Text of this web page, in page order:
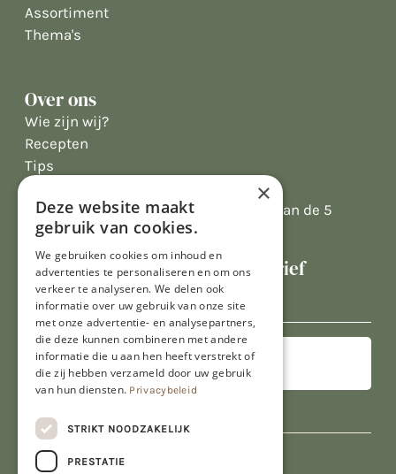
Assortiment
Thema's
Over ons
Wie zijn wij?
Recepten
Tips
Onze klanten waarderen ons met 4.9 van de 5
sterren
Schrijf je in voor onze nieuwsbrief
E-
mailadres
×
Deze website maakt
gebruik van cookies.
We gebruiken cookies om inhoud en
advertenties te personaliseren en om ons
verkeer te analyseren. We delen ook
informatie over uw gebruik van onze site
met onze advertentie- en analysepartners,
die deze kunnen combineren met andere
informatie die u aan hen heeft verstrekt of
die zij hebben verzameld door uw gebruik
van hun diensten. Privacybeleid
STRIKT NOODZAKELIJK
PRESTATIE